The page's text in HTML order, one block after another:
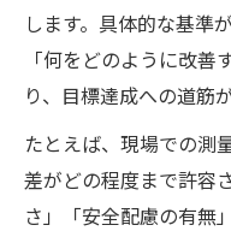
します。具体的な基準
「何をどのように改
り、目標達成への道筋
たとえば、現場での測
差がどの程度まで許容
さ」「安全配慮の有無